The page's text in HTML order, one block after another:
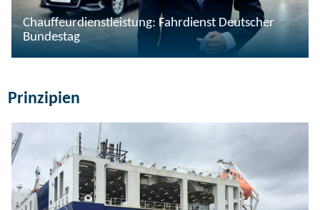
Chauffeurdienstleistung: Fahrdienst Deutscher
Bundestag
Prinzipien